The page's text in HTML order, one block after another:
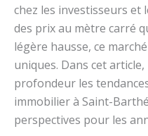
chez les investisseurs
des prix au mètre carré
légère hausse, ce
uniques. Dans cet
profondeur les
immobilier à Saint-
perspectives pour les